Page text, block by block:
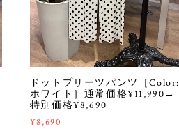
ドットプリーツパンツ［Color:
ホワイト］通常価格¥11,990→
特別価格¥8,690
¥8,690